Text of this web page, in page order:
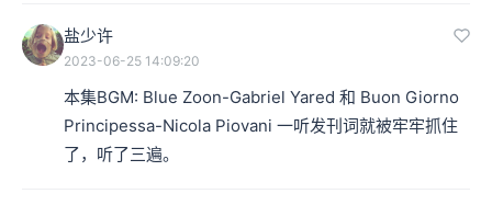
盐少许
2023-06-25 14:09:20
本集BGM: Blue Zoon-Gabriel Yared 和 Buon Giorno
Principessa-Nicola Piovani 一听发刊词就被牢牢抓住
了，听了三遍。